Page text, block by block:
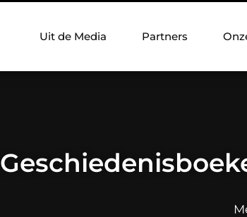
Uit de Media Partners